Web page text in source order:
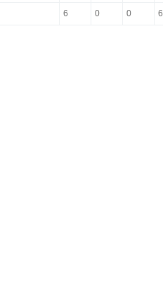
6 0 0 6